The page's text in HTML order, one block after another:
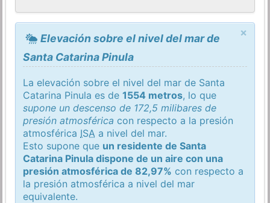
×
Elevación sobre el nivel del mar de
Santa Catarina Pinula
La elevación sobre el nivel del mar de Santa
Catarina Pinula es de1554 metros, lo que
supone un descenso de 172,5 milibares de
presión atmosférica con respecto a la presión
atmosférica ISA a nivel del mar.
Esto supone que un residente de Santa
Catarina Pinula dispone de un aire con una
presión atmosférica de 82,97% con respecto a
la presión atmosférica a nivel del mar
equivalente.